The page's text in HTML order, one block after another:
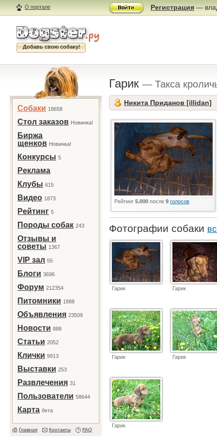
О портале Регистрация —
Добавь свою собаку!
Собаки 18658
Стол заказов Новинка!
Биржа
щенков Новинка!
Конкурсы 5
Реклама
Клубы 615
Видео 1873
Рейтинг 5
Породы собак 243
Отзывы и
советы 1367
VIP зал 55
Блоги 3696
Форум 212354
Питомники 1888
Объявления 23509
Новости 888
Статьи 2052
Клички 9913
Выставки 253
Развлечения 31
Пользователи 58644
Карта бета
Главная Контакты FAQ
Гарик — Такса
Никита Приданов [illidan]
Рейтинг 5.000 после 9 голосов
Фотографии собаки
Гарик Гарик
Гарик Гарик
Гарик